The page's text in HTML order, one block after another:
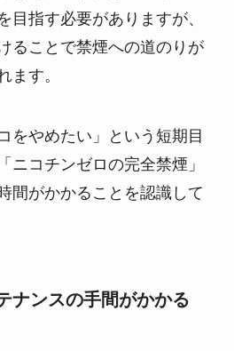
目指す必要がありますが、
ることで禁煙への道のりが
ます。
をやめたい」という短期目
ニコチンゼロの完全禁煙」
間がかかることを認識して
ナンスの手間がかかる